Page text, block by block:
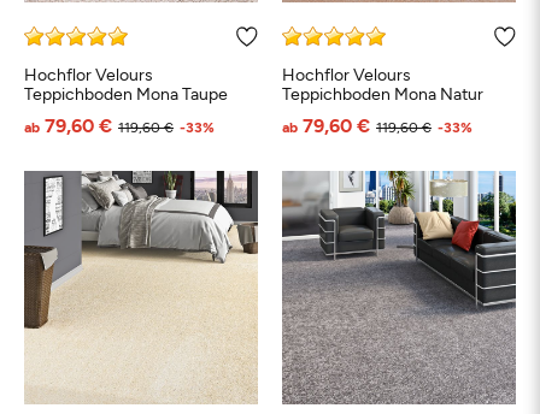
Hochflor Velours
Teppichboden Mona Taupe
119,60 €
ab 79,60 € -33%
Hochflor Velours
Teppichboden Mona Natur
119,60 €
ab 79,60 € -33%